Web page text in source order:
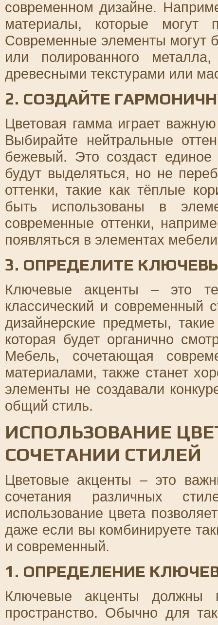
современном дизайне.
материалы, которые могут
Современные элементы могут
или полированного
древесными текстурами или
2. СОЗДАЙТЕ
Цветовая гамма играет
Выбирайте нейтральные
бежевый. Это создаст единое
будут выделяться, но не
оттенки, такие как тёплые
быть использованы в
современные оттенки,
появляться в элементах
3. ОПРЕДЕЛИТЕ
Ключевые акценты – это
классический и современный
дизайнерские предметы,
которая будет органично
Мебель, сочетающая
материалами, также станет
элементы не создавали
общий стиль.
ИСПОЛЬЗОВАНИЕ
СОЧЕТАНИИ СТИЛЕЙ
Цветовые акценты – это
сочетания различных
использование цвета
даже если вы комбинируете
и современный.
1. ОПРЕДЕЛЕНИЕ
Ключевые акценты должны
пространство. Обычно для